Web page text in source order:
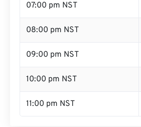
07:00 pm NST
08:00 pm NST
09:00 pm NST
10:00 pm NST
11:00 pm NST